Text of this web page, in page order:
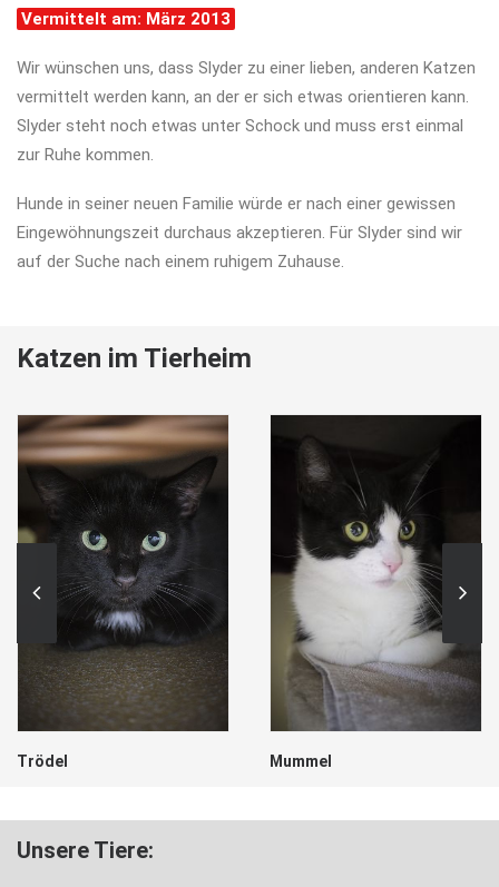
Vermittelt am: März 2013
Wir wünschen uns, dass Slyder zu einer lieben, anderen Katzen
vermittelt werden kann, an der er sich etwas orientieren kann.
Slyder steht noch etwas unter Schock und muss erst einmal
zur Ruhe kommen.
Hunde in seiner neuen Familie würde er nach einer gewissen
Eingewöhnungszeit durchaus akzeptieren. Für Slyder sind wir
auf der Suche nach einem ruhigem Zuhause.
Katzen im Tierheim
Trödel Mummel
Unsere Tiere: